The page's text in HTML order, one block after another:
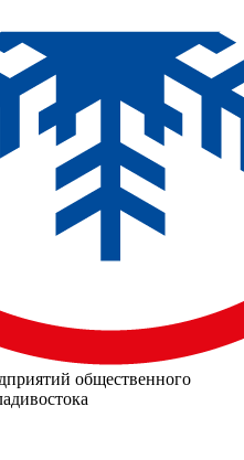
общественного